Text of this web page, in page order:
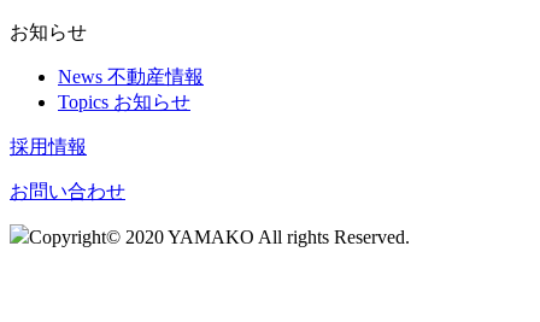
お知らせ
News 不動産情報
Topics お知らせ
採用情報
お問い合わせ
Copyright© 2020 YAMAKO All rights Reserved.